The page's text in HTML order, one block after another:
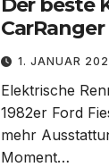
CarRanger
1. JANUAR
Elektrische
1982er Ford
mehr
Moment…